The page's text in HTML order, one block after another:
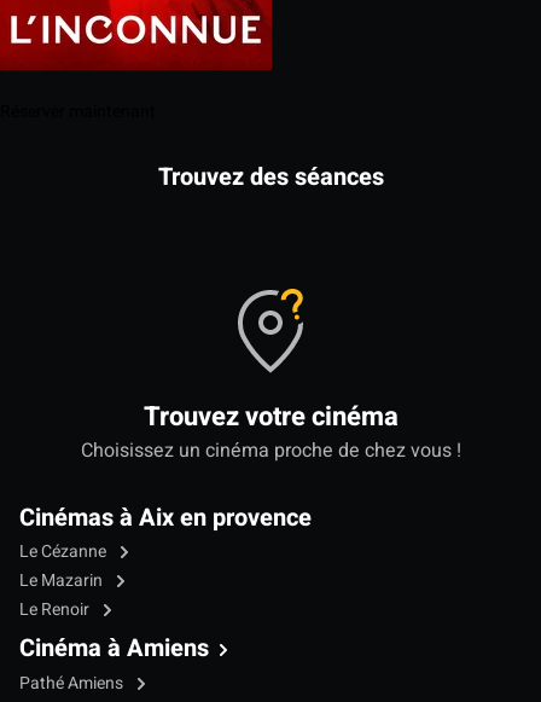
Trouvez des séances
Trouvez votre cinéma
Choisissez un cinéma proche de chez vous !
Cinémas à Aix en provence
Le Cézanne
Le Mazarin
Le Renoir
Cinéma à Amiens
Pathé Amiens